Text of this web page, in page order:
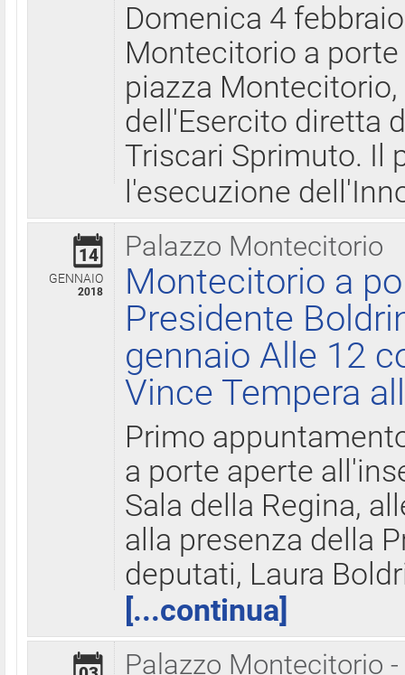
Domenica 4
Montecitorio a
piazza
dell'Esercito diretta
Triscari Sprimuto. Il
l'esecuzione
Palazzo Montecitorio
14
GENNAIO
2018
Montecitorio a
Presidente
gennaio Alle 12
Vince Tempera
Primo
a porte aperte
Sala della Regina,
alla presenza della
deputati, Laura
[...continua]
Palazzo Montecitorio